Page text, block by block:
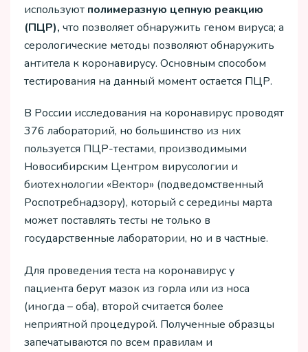
используют полимеразную цепную реакцию
(ПЦР), что позволяет обнаружить геном вируса; а
серологические методы позволяют обнаружить
антитела к коронавирусу. Основным способом
тестирования на данный момент остается ПЦР.
В России исследования на коронавирус проводят
376 лабораторий, но большинство из них
пользуется ПЦР-тестами, производимыми
Новосибирским Центром вирусологии и
биотехнологии «Вектор» (подведомственный
Роспотребнадзору), который с середины марта
может поставлять тесты не только в
государственные лаборатории, но и в частные.
Для проведения теста на коронавирус у
пациента берут мазок из горла или из носа
(иногда – оба), второй считается более
неприятной процедурой. Полученные образцы
запечатываются по всем правилам и